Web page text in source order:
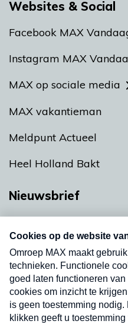
Websites & Social
Facebook MAX
Instagram MAX
MAX op sociale media
MAX vakantieman
Meldpunt Actueel
Heel Holland Bakt
Nieuwsbrief
nieuwsbrief. Elke
uw mailbox.